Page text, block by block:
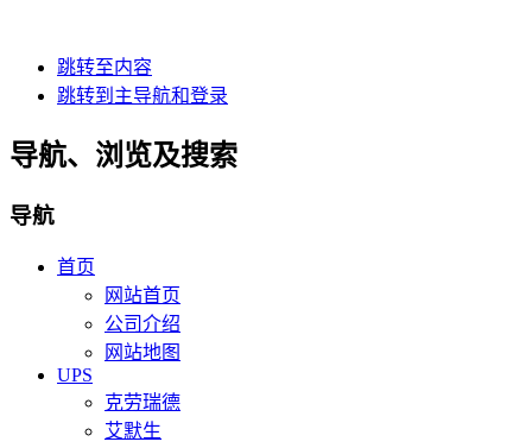
跳转至内容
跳转到主导航和登录
导航、浏览及搜索
导航
首页
网站首页
公司介绍
网站地图
UPS
克劳瑞德
艾默生